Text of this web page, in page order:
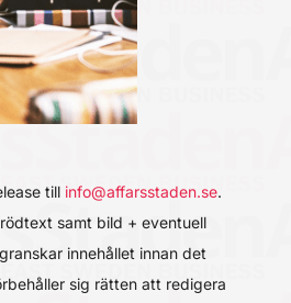
till info@affarsstaden.se.
samt bild + eventuell
innehållet innan det
sig rätten att redigera